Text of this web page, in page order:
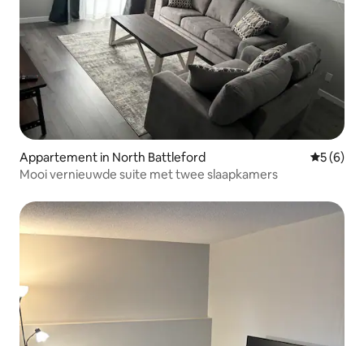
Appartement in North Battleford
5 (6)
Mooi vernieuwde suite met twee slaapkamers